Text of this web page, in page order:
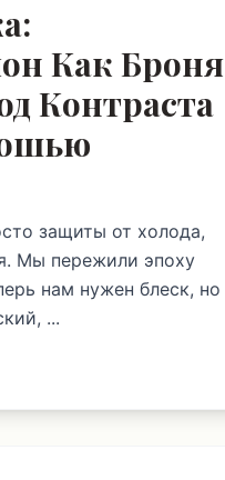
Как Броня
Контраста
защиты от холода,
Мы пережили эпоху
нам нужен блеск, но
...